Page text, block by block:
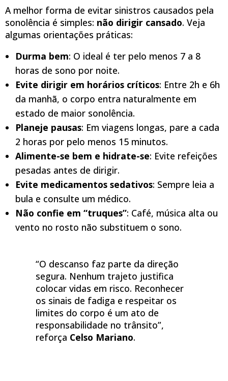
A melhor forma de evitar sinistros causados pela
sonolência é simples: não dirigir cansado. Veja
algumas orientações práticas:
Durma bem: O ideal é ter pelo menos 7 a 8
horas de sono por noite.
Evite dirigir em horários críticos: Entre 2h e 6h
da manhã, o corpo entra naturalmente em
estado de maior sonolência.
Planeje pausas: Em viagens longas, pare a cada
2 horas por pelo menos 15 minutos.
Alimente-se bem e hidrate-se: Evite refeições
pesadas antes de dirigir.
Evite medicamentos sedativos: Sempre leia a
bula e consulte um médico.
Não confie em “truques”: Café, música alta ou
vento no rosto não substituem o sono.
“O descanso faz parte da direção
segura. Nenhum trajeto justifica
colocar vidas em risco. Reconhecer
os sinais de fadiga e respeitar os
limites do corpo é um ato de
responsabilidade no trânsito”,
reforça Celso Mariano.